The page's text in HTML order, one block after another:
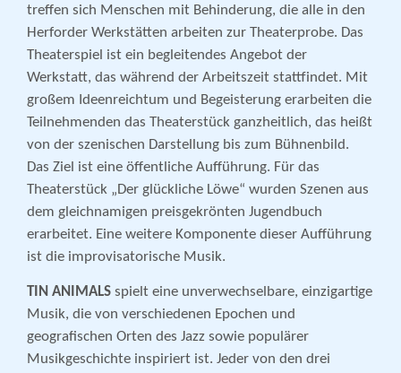
treffen sich Menschen mit Behinderung, die alle in den
Herforder Werkstätten arbeiten zur Theaterprobe. Das
Theaterspiel ist ein begleitendes Angebot der
Werkstatt, das während der Arbeitszeit stattfindet. Mit
großem Ideenreichtum und Begeisterung erarbeiten die
Teilnehmenden das Theaterstück ganzheitlich, das heißt
von der szenischen Darstellung bis zum Bühnenbild.
Das Ziel ist eine öffentliche Aufführung. Für das
Theaterstück „Der glückliche Löwe“ wurden Szenen aus
dem gleichnamigen preisgekrönten Jugendbuch
erarbeitet. Eine weitere Komponente dieser Aufführung
ist die improvisatorische Musik.
TIN ANIMALS spielt eine unverwechselbare, einzigartige
Musik, die von verschiedenen Epochen und
geografischen Orten des Jazz sowie populärer
Musikgeschichte inspiriert ist. Jeder von den drei